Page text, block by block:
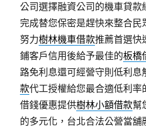
公司選擇融資公司的機車貸款
完成替您保密是趕快來整合
努力樹林機車借款推薦首選快
鋪客戶信用後給予最佳的板橋
路免利息還可經營守則低利息
款代工授權給您最合適低利
借錢優惠提供樹林小額借款幫
的多元化，台北合法公營當